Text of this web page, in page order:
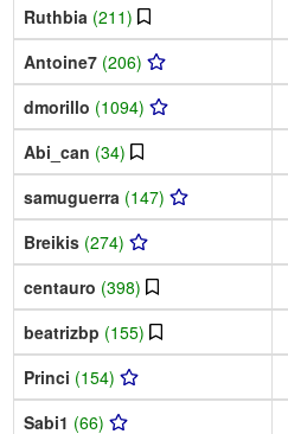
Ruthbia (211)
Antoine7 (206)
dmorillo (1094)
Abi_can (34)
samuguerra (147)
Breikis (274)
centauro (398)
beatrizbp (155)
Princi (154)
Sabi1 (66)